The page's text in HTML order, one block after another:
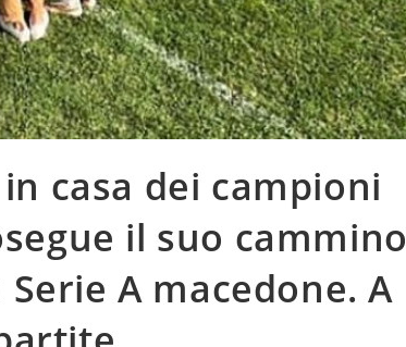
casa dei campioni
il suo cammino
A macedone. A